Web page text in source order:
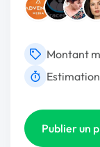
Montant
Publier un